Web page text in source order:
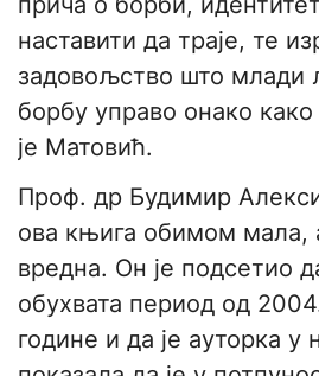
наставити да траје, те
задовољство што млади
борбу управо онако
је Матовић.
Проф. др Будимир
ова књига обимом мала,
вредна. Он је подсетио
обухвата период од
године и да је ауторка у